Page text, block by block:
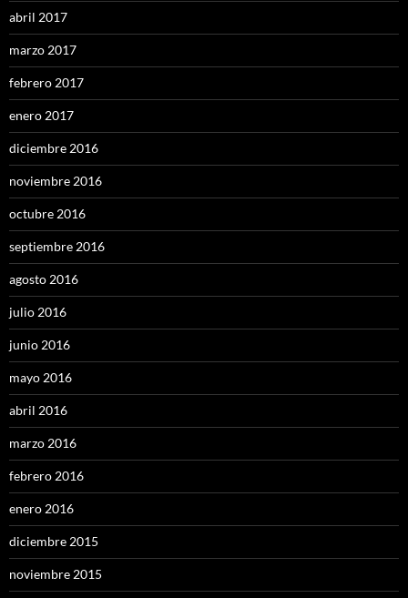
abril 2017
marzo 2017
febrero 2017
enero 2017
diciembre 2016
noviembre 2016
octubre 2016
septiembre 2016
agosto 2016
julio 2016
junio 2016
mayo 2016
abril 2016
marzo 2016
febrero 2016
enero 2016
diciembre 2015
noviembre 2015